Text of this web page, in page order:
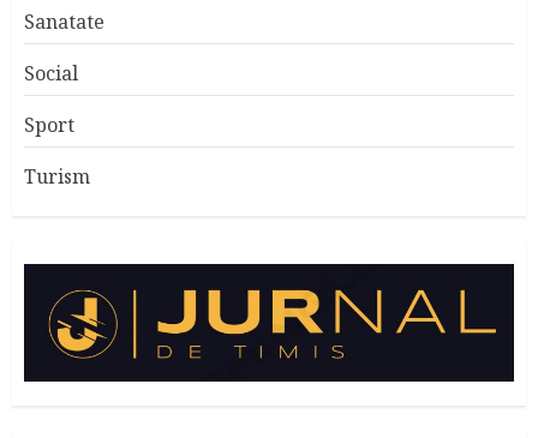
Sanatate
Social
Sport
Turism